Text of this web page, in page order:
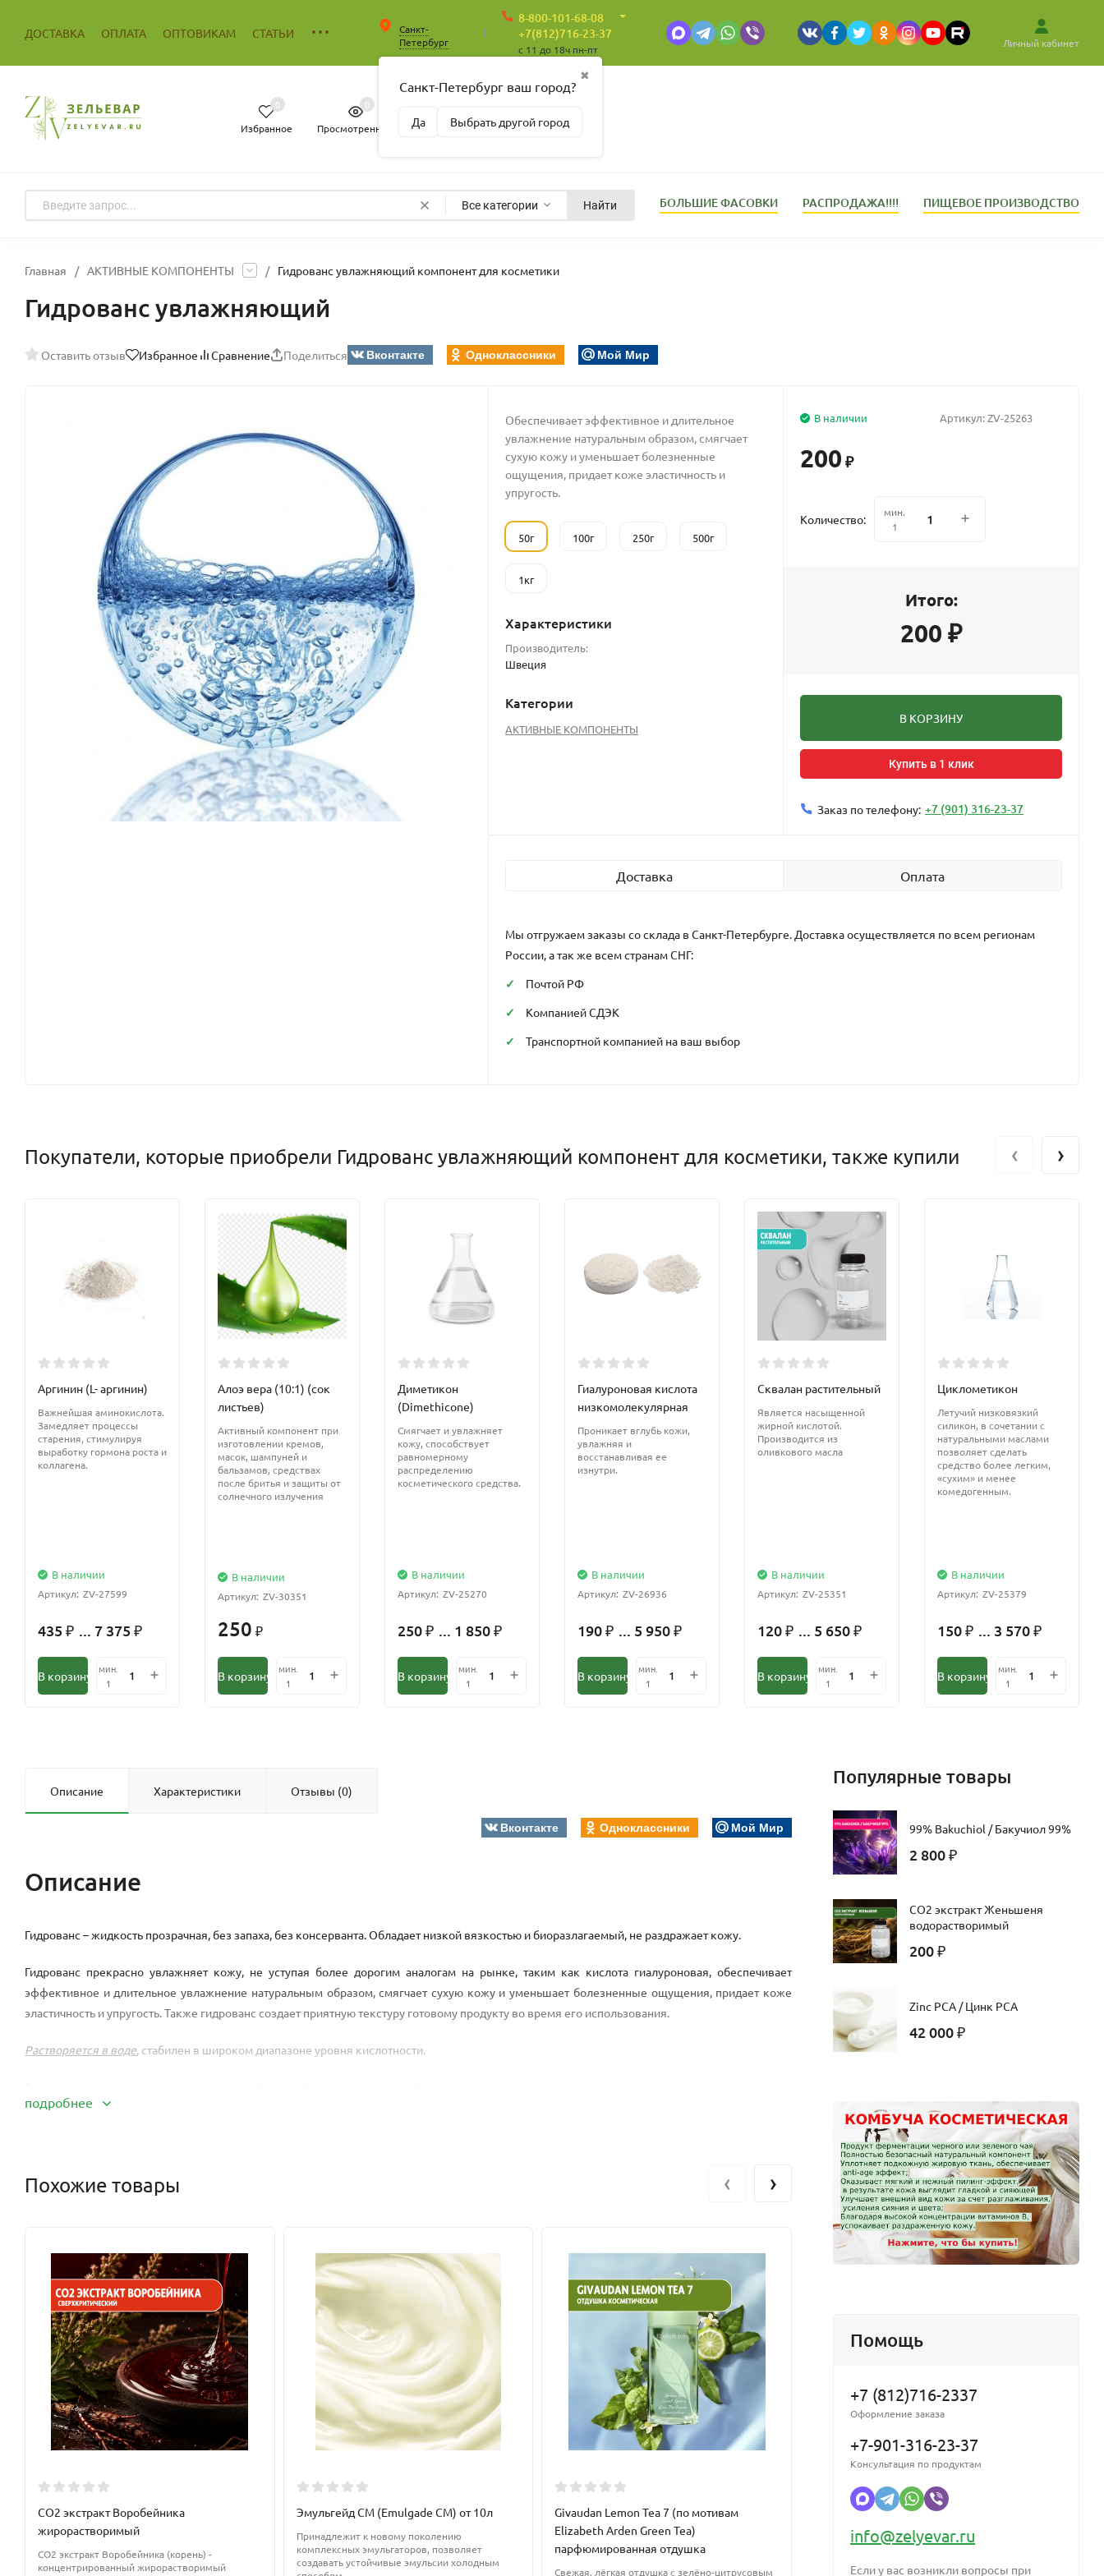
ДОСТАВКА ОПЛАТА ОПТОВИКАМ СТАТЬИ
Санкт-
Петербург
✖
Санкт-Петербург ваш город?
Да Выбрать другой город
8-800-101-68-08
+7(812)716-23-37
c 11 до 18ч пн-пт
Личный кабинет
Избранное
0
Просмотренные
0
Пусто
Все категории Найти БОЛЬШИЕ ФАСОВКИ РАСПРОДАЖА!!!! ПИЩЕВОЕ ПРОИЗВОДСТВО
Главная / АКТИВНЫЕ КОМПОНЕНТЫ / Гидрованс увлажняющий компонент для косметики
Гидрованс увлажняющий
Оставить отзыв Избранное Сравнение Поделиться Вконтакте Одноклассники Мой Мир
Обеспечивает эффективное и длительное
увлажнение натуральным образом, смягчает
сухую кожу и уменьшает болезненные
ощущения, придает коже эластичность и
упругость.
50г 100г 250г 500г
1кг
Характеристики
Производитель:
Швеция
Категории
АКТИВНЫЕ КОМПОНЕНТЫ
Артикул:ZV-25263
В наличии
200 ₽
Количество:
мин.
1
Итого:
200 ₽
В КОРЗИНУ
Купить в 1 клик
Заказ по телефону: +7 (901) 316-23-37
Доставка Оплата
Мы отгружаем заказы со склада в Санкт-Петербурге. Доставка осуществляется по всем регионам
России, а так же всем странам СНГ:
Почтой РФ
Компанией СДЭК
Транспортной компанией на ваш выбор
Покупатели, которые приобрели Гидрованс увлажняющий компонент для косметики, также купили
Аргинин (L- аргинин)
Важнейшая аминокислота.
Замедляет процессы
старения, стимулируя
выработку гормона роста и
коллагена.
В наличии
Артикул: ZV-27599
435 ₽ ... 7 375 ₽
В корзину
мин.
1
Алоэ вера (10:1) (сок
листьев)
Активный компонент при
изготовлении кремов,
масок, шампуней и
бальзамов, средствах
после бритья и защиты от
солнечного излучения
В наличии
Артикул: ZV-30351
250 ₽
В корзину
мин.
1
Диметикон
(Dimethicone)
Смягчает и увлажняет
кожу, способствует
равномерному
распределению
косметического средства.
В наличии
Артикул: ZV-25270
250 ₽ ... 1 850 ₽
В корзину
мин.
1
Гиалуроновая кислота
низкомолекулярная
Проникает вглубь кожи,
увлажняя и
восстанавливая ее
изнутри.
В наличии
Артикул: ZV-26936
190 ₽ ... 5 950 ₽
В корзину
мин.
1
Сквалан растительный
Является насыщенной
жирной кислотой.
Производится из
оливкового масла
В наличии
Артикул: ZV-25351
120 ₽ ... 5 650 ₽
В корзину
мин.
1
Циклометикон
Летучий низковязкий
силикон, в сочетании с
натуральными маслами
позволяет сделать
средство более легким,
«сухим» и менее
комедогенным.
В наличии
Артикул: ZV-25379
150 ₽ ... 3 570 ₽
В корзину
мин.
1
‹ ›
Описание Характеристики Отзывы (0)
Вконтакте Одноклассники Мой Мир
Описание
Гидрованс – жидкость прозрачная, без запаха, без консерванта. Обладает низкой вязкостью и биоразлагаемый, не раздражает кожу.
Гидрованс прекрасно увлажняет кожу, не уступая более дорогим аналогам на рынке, таким как кислота гиалуроновая, обеспечивает
эффективное и длительное увлажнение натуральным образом, смягчает сухую кожу и уменьшает болезненные ощущения, придает коже
эластичность и упругость. Также гидрованс создает приятную текстуру готовому продукту во время его использования.
Растворяется в воде, стабилен в широком диапазоне уровня кислотности.
Гидрованс дает эмульсии стабильность к оттаиванию/размораживанию.
Купить гидрованс можете в нашем магазине!
подробнее
Похожие товары
СО2 экстракт Воробейника
жирорастворимый
CO2 экстракт Воробейника (корень) -
концентрированный жирорастворимый
Эмульгейд СМ (Emulgade CM) от 10л
Принадлежит к новому поколению
комплексных эмульгаторов, позволяет
создавать устойчивые эмульсии холодным
Givaudan Lemon Tea 7 (по мотивам
Elizabeth Arden Green Tea)
парфюмированная отдушка
Свежая, лёгкая отдушка с зелёно-цитрусовым
Фруктовый энзимный концетрат
(энзимы Черимойи) от 5кг
(каталаза, липаза, амилаза, протеаза) из
‹ ›
Популярные товары
99% Bakuchiol / Бакучиол 99%
2 800 ₽
CO2 экстракт Женьшеня
водорастворимый
200 ₽
Zinc PCA / Цинк PCA
42 000 ₽
Помощь
+7 (812)716-2337
Оформление заказа
+7-901-316-23-37
Консультация по продуктам
info@zelyevar.ru
Если у вас возникли вопросы при